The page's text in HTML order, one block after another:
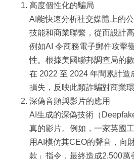
高度個性化的騙局
AI能快速分析社交媒體上的
技能和商業聯繫，從而設計
例如AI 令商務電子郵件攻擊
性。根據美國聯邦調查局的
在 2022 至 2024 年間累計造
損失，反映此類詐騙對商業
深偽音頻與影片的應用
AI生成的深偽技術（
真的影片。例如，一家英國
用AI模仿其CEO的聲音，向
款」指令，最終造成2,500萬